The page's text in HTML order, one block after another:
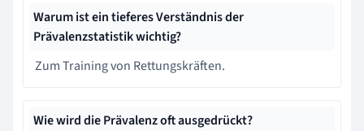
Warum ist ein tieferes Verständnis der
Prävalenzstatistik wichtig?
Zum Training von Rettungskräften.
Wie wird die Prävalenz oft ausgedrückt?